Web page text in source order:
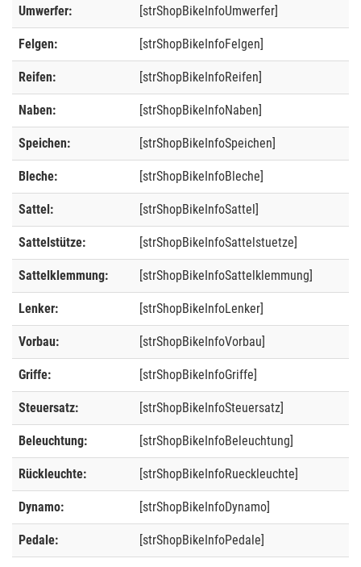
Umwerfer: [strShopBikeInfoUmwerfer]
Felgen: [strShopBikeInfoFelgen]
Reifen: [strShopBikeInfoReifen]
Naben: [strShopBikeInfoNaben]
Speichen: [strShopBikeInfoSpeichen]
Bleche: [strShopBikeInfoBleche]
Sattel: [strShopBikeInfoSattel]
Sattelstütze: [strShopBikeInfoSattelstuetze]
Sattelklemmung: [strShopBikeInfoSattelklemmung]
Lenker: [strShopBikeInfoLenker]
Vorbau: [strShopBikeInfoVorbau]
Griffe: [strShopBikeInfoGriffe]
Steuersatz: [strShopBikeInfoSteuersatz]
Beleuchtung: [strShopBikeInfoBeleuchtung]
Rückleuchte: [strShopBikeInfoRueckleuchte]
Dynamo: [strShopBikeInfoDynamo]
Pedale: [strShopBikeInfoPedale]